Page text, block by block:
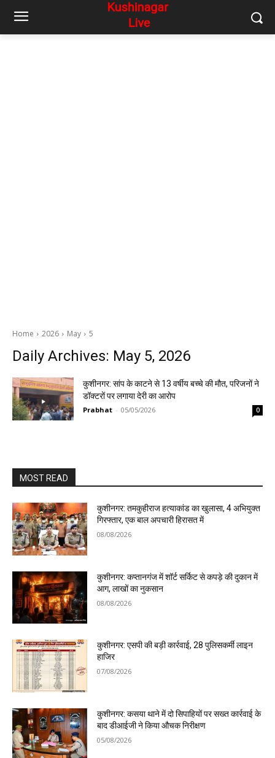
Home 2026 May 5
Daily Archives: May 5, 2026
कुशीनगर: सांप के काटने से 13 वर्षीय बच्चे की मौत, परिजनों ने
डॉक्टरों पर लगाया देरी का आरोप
Prabhat - 05/05/2026 0
MOST READ
कुशीनगर: तमकुहीराज हत्याकांड का खुलासा, 4 अभियुक्त
गिरफ्तार, एक बाल अपचारी हिरासत में
08/08/2026
कुशीनगर: कप्तानगंज में शॉर्ट सर्किट से कपड़े की दुकान में
आग, लाखों का नुकसान
08/08/2026
कुशीनगर: एसपी की बड़ी कार्रवाई, 28 पुलिसकर्मी लाइन
हाजिर
07/08/2026
कुशीनगर: कसया थाने में दो सिपाहियों पर सख्त कार्रवाई के
बाद डीआईजी ने किया औचक निरीक्षण
05/08/2026